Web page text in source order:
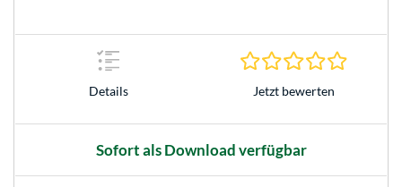
Details Jetzt bewerten
Sofort als Download verfügbar